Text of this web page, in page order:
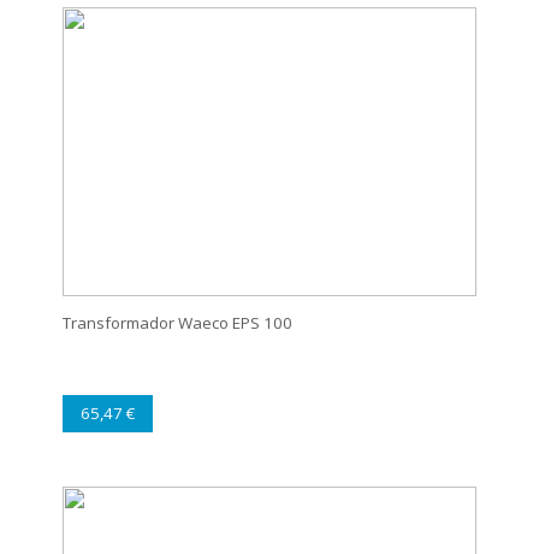
Transformador Waeco EPS 100
65,47 €